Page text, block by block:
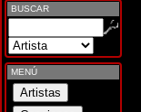
BUSCAR
MENÚ